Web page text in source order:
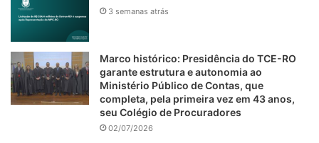
3 semanas atrás
Marco histórico: Presidência do TCE-RO
garante estrutura e autonomia ao
Ministério Público de Contas, que
completa, pela primeira vez em 43 anos,
seu Colégio de Procuradores
02/07/2026